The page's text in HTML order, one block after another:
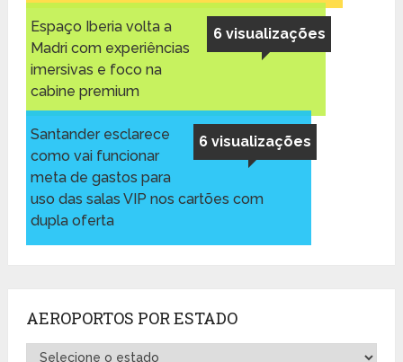
6 visualizações
Espaço Iberia volta a
Madri com experiências
imersivas e foco na
cabine premium
6 visualizações
Santander esclarece
como vai funcionar
meta de gastos para
uso das salas VIP nos cartões com
dupla oferta
AEROPORTOS POR ESTADO
Aeroportos